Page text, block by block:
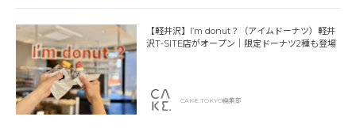
【軽井沢】I’m donut？（アイムドーナツ）軽井
沢T-SITE店がオープン｜限定ドーナツ2種も登場
CAKE.TOKYO編集部